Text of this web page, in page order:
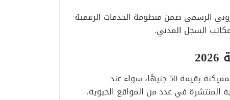
الرسمي ضمن منظومة الخدمات الرقمية
السجل المدني.
حددت الجهات المختصة رسوم استخراج شهادة الميلاد المميكنة بقيمة 50 جنيهًا، سواء عند
المنتشرة في عدد من المواقع الحيوية.